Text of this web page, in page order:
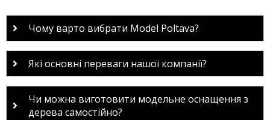
Чому варто вибрати Model Poltava?
Які основні переваги нашої компанії?
Чи можна виготовити модельне оснащення з
дерева самостійно?